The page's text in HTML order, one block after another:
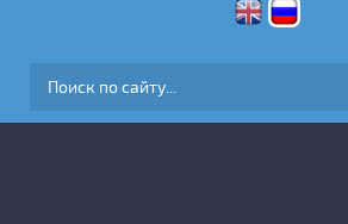
ФОРМА ПОИСКА